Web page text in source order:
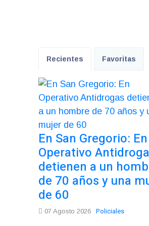
Recientes Favoritas
En San Gregorio: En
Operativo
detienen a un
de 70 años y una
de 60
07 Agosto 2026 Policiales